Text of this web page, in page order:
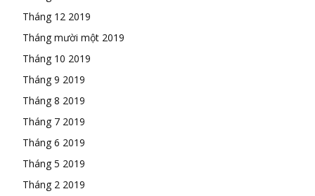
Tháng 12 2019
Tháng mười một 2019
Tháng 10 2019
Tháng 9 2019
Tháng 8 2019
Tháng 7 2019
Tháng 6 2019
Tháng 5 2019
Tháng 2 2019